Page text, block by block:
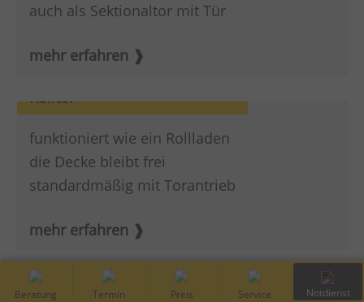
auch als Sektionaltor mit Tür
mehr erfahren
Rolltor
funktioniert wie ein Rollladen
die Decke bleibt frei
standardmäßig mit Torantrieb
mehr erfahren
Flügeltor
Kostenfreie Vor-Ort Preis Service Notdienst